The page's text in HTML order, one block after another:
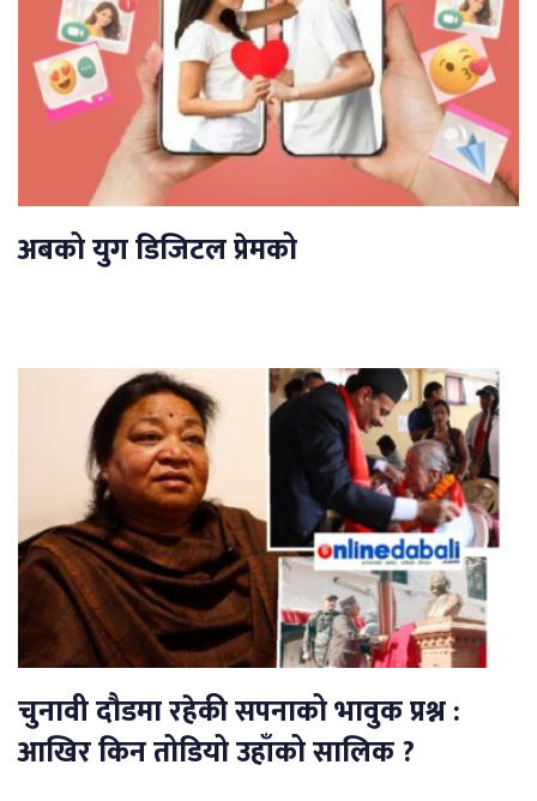
अबको युग डिजिटल प्रेमको
चुनावी दौडमा रहेकी सपनाको भावुक प्रश्न :
आखिर किन तोडियो उहाँको सालिक ?